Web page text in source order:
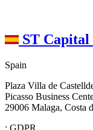
ST
Spain
Plaza Villa de
Picasso Business
29006 Malaga, Costa
: GDPR